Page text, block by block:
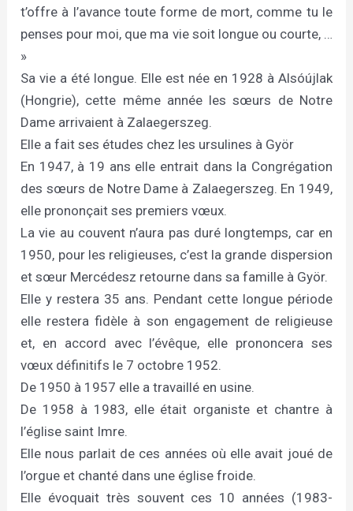
t’offre à l’avance toute forme de mort, comme tu le
penses pour moi, que ma vie soit longue ou courte, …
»
Sa vie a été longue. Elle est née en 1928 à Alsóújlak
(Hongrie), cette même année les sœurs de Notre
Dame arrivaient à Zalaegerszeg.
Elle a fait ses études chez les ursulines à Györ
En 1947, à 19 ans elle entrait dans la Congrégation
des sœurs de Notre Dame à Zalaegerszeg. En 1949,
elle prononçait ses premiers vœux.
La vie au couvent n’aura pas duré longtemps, car en
1950, pour les religieuses, c’est la grande dispersion
et sœur Mercédesz retourne dans sa famille à Györ.
Elle y restera 35 ans. Pendant cette longue période
elle restera fidèle à son engagement de religieuse
et, en accord avec l’évêque, elle prononcera ses
vœux définitifs le 7 octobre 1952.
De 1950 à 1957 elle a travaillé en usine.
De 1958 à 1983, elle était organiste et chantre à
l’église saint Imre.
Elle nous parlait de ces années où elle avait joué de
l’orgue et chanté dans une église froide.
Elle évoquait très souvent ces 10 années (1983-